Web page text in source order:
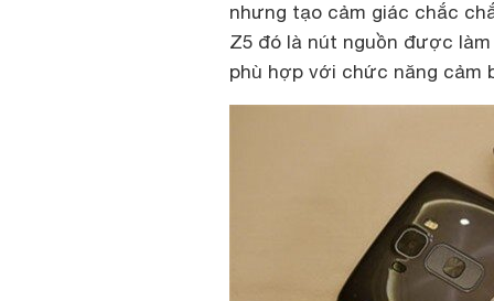
nhưng tạo cảm giác chắc
Z5 đó là nút nguồn được
phù hợp với chức năng cảm